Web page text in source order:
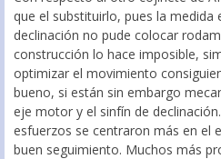
que el substituirlo, pues la medida
declinación no pude colocar
construcción lo hace imposible,
optimizar el movimiento
bueno, si están sin embargo
eje motor y el sinfín de
esfuerzos se centraron más en el
buen seguimiento. Muchos más